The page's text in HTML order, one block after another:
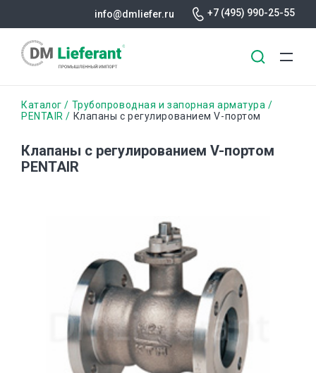
содержанию
info@dmliefer.ru +7 (495) 990-25-55
Строка
Каталог
Трубопроводная и запорная арматура
PENTAIR
Клапаны с регулированием V-портом
Клапаны с регулированием V-портом
PENTAIR